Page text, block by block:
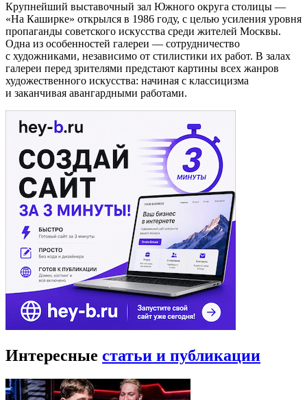
Крупнейший выставочный зал Южного округа столицы —
«На Каширке» открылся в 1986 году, с целью усиления уровня
пропаганды советского искусства среди жителей Москвы.
Одна из особенностей галереи — сотрудничество
с художниками, независимо от стилистики их работ. В залах
галереи перед зрителями предстают картины всех жанров
художественного искусства: начиная с классицизма
и заканчивая авангардными работами.
Интересные статьи и публикации